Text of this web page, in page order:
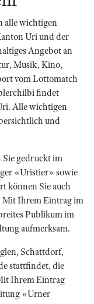
alle wichtigen
Uri und der
Angebot an
Musik, Kino,
vom Lottomatch
findet
Alle wichtigen
und
gedruckt im
«Uristier» sowie
können Sie auch
Mit Ihrem Eintrag im
Publikum im
aufmerksam.
Schattdorf,
stattfindet, die
Ihrem Eintrag
«Urner